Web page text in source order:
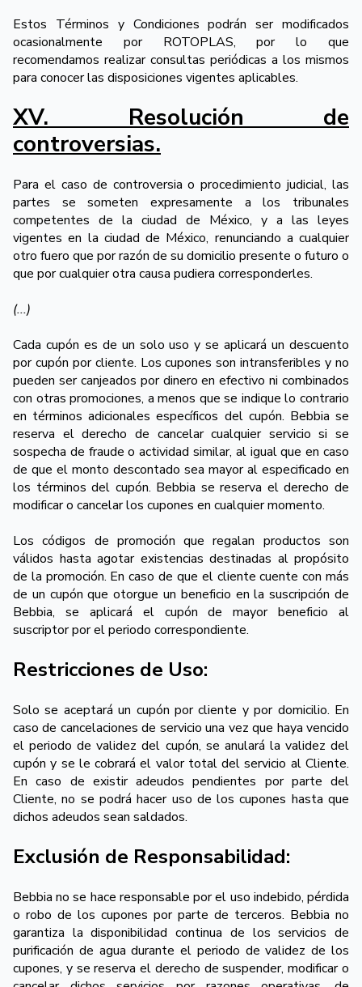
Estos Términos y Condiciones podrán ser modificados
ocasionalmente por ROTOPLAS, por lo que
recomendamos realizar consultas periódicas a los mismos
para conocer las disposiciones vigentes aplicables.
XV. Resolución de
controversias.
Para el caso de controversia o procedimiento judicial, las
partes se someten expresamente a los tribunales
competentes de la ciudad de México, y a las leyes
vigentes en la ciudad de México, renunciando a cualquier
otro fuero que por razón de su domicilio presente o futuro o
que por cualquier otra causa pudiera corresponderles.
(...)
Cada cupón es de un solo uso y se aplicará un descuento
por cupón por cliente. Los cupones son intransferibles y no
pueden ser canjeados por dinero en efectivo ni combinados
con otras promociones, a menos que se indique lo contrario
en términos adicionales específicos del cupón. Bebbia se
reserva el derecho de cancelar cualquier servicio si se
sospecha de fraude o actividad similar, al igual que en caso
de que el monto descontado sea mayor al especificado en
los términos del cupón. Bebbia se reserva el derecho de
modificar o cancelar los cupones en cualquier momento.
Los códigos de promoción que regalan productos son
válidos hasta agotar existencias destinadas al propósito
de la promoción. En caso de que el cliente cuente con más
de un cupón que otorgue un beneficio en la suscripción de
Bebbia, se aplicará el cupón de mayor beneficio al
suscriptor por el periodo correspondiente.
Restricciones de Uso:
Solo se aceptará un cupón por cliente y por domicilio. En
caso de cancelaciones de servicio una vez que haya vencido
el periodo de validez del cupón, se anulará la validez del
cupón y se le cobrará el valor total del servicio al Cliente.
En caso de existir adeudos pendientes por parte del
Cliente, no se podrá hacer uso de los cupones hasta que
dichos adeudos sean saldados.
Exclusión de Responsabilidad:
Bebbia no se hace responsable por el uso indebido, pérdida
o robo de los cupones por parte de terceros. Bebbia no
garantiza la disponibilidad continua de los servicios de
purificación de agua durante el periodo de validez de los
cupones, y se reserva el derecho de suspender, modificar o